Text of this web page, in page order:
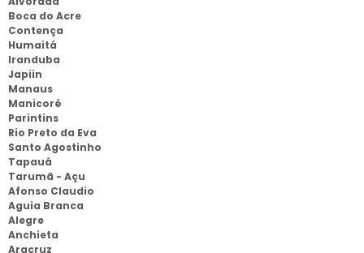
Boca do Acre
Contença
Humaitá
Iranduba
Japiin
Manaus
Manicoré
Parintins
Rio Preto da Eva
Santo Agostinho
Tapauá
Tarumã - Açu
Afonso Claudio
Aguia Branca
Alegre
Anchieta
Aracruz